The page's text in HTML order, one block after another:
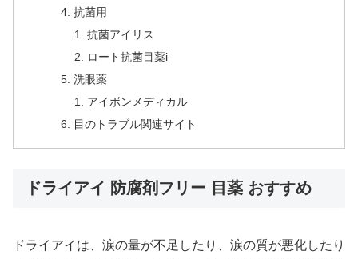
抗菌用
抗菌アイリス
ロート抗菌目薬i
洗眼薬
アイボンメディカル
目のトラブル関連サイト
ドライアイ 防腐剤フリー 目薬 おすすめ
ドライアイは、涙の量が不足したり、涙の質が悪化したり